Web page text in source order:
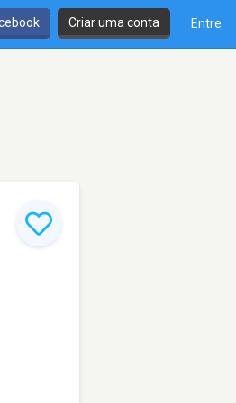
Criar uma conta Entre